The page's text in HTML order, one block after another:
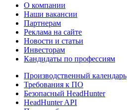
О компании
Наши вакансии
Партнерам
Реклама на сайте
Новости и статьи
Инвесторам
Кандидаты по профессиям
Производственный календарь
Требования к ПО
Безопасный HeadHunter
HeadHunter API